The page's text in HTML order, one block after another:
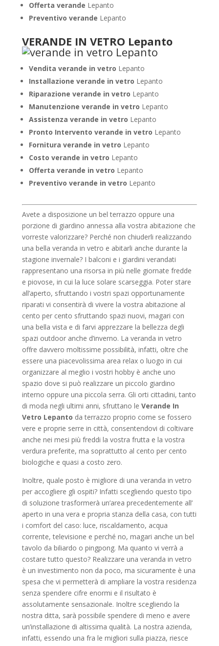
Offerta verande Lepanto
Preventivo verande Lepanto
VERANDE IN VETRO Lepanto
Vendita verande in vetro Lepanto
Installazione verande in vetro Lepanto
Riparazione verande in vetro Lepanto
Manutenzione verande in vetro Lepanto
Assistenza verande in vetro Lepanto
Pronto Intervento verande in vetro Lepanto
Fornitura verande in vetro Lepanto
Costo verande in vetro Lepanto
Offerta verande in vetro Lepanto
Preventivo verande in vetro Lepanto
Avete a disposizione un bel terrazzo oppure una
porzione di giardino annessa alla vostra abitazione che
vorreste valorizzare? Perché non chiuderli realizzando
una bella veranda in vetro e abitarli anche durante la
stagione invernale? I balconi e i giardini verandati
rappresentano una risorsa in più nelle giornate fredde
e piovose, in cui la luce solare scarseggia. Poter stare
all’aperto, sfruttando i vostri spazi opportunamente
riparati vi consentirà di vivere la vostra abitazione al
cento per cento sfruttando spazi nuovi, magari con
una bella vista e di farvi apprezzare la bellezza degli
spazi outdoor anche d’inverno. La veranda in vetro
offre davvero moltissime possibilità, infatti, oltre che
essere una piacevolissima area relax o luogo in cui
organizzare al meglio i vostri hobby è anche uno
spazio dove si può realizzare un piccolo giardino
interno oppure una piccola serra. Gli orti cittadini, tanto
di moda negli ultimi anni, sfruttano le Verande In
Vetro Lepanto da terrazzo proprio come se fossero
vere e proprie serre in città, consentendovi di coltivare
anche nei mesi più freddi la vostra frutta e la vostra
verdura preferite, ma soprattutto al cento per cento
biologiche e quasi a costo zero.
Inoltre, quale posto è migliore di una veranda in vetro
per accogliere gli ospiti? Infatti scegliendo questo tipo
di soluzione trasformerà un’area precedentemente all’
aperto in una vera e propria stanza della casa, con tutti
i comfort del caso: luce, riscaldamento, acqua
corrente, televisione e perché no, magari anche un bel
tavolo da biliardo o pingpong. Ma quanto vi verrà a
costare tutto questo? Realizzare una veranda in vetro
è un investimento non da poco, ma sicuramente è una
spesa che vi permetterà di ampliare la vostra residenza
senza spendere cifre enormi e il risultato è
assolutamente sensazionale. Inoltre scegliendo la
nostra ditta, sarà possibile spendere di meno e avere
un’installazione di altissima qualità. La nostra azienda,
infatti, essendo una fra le migliori sulla piazza, riesce